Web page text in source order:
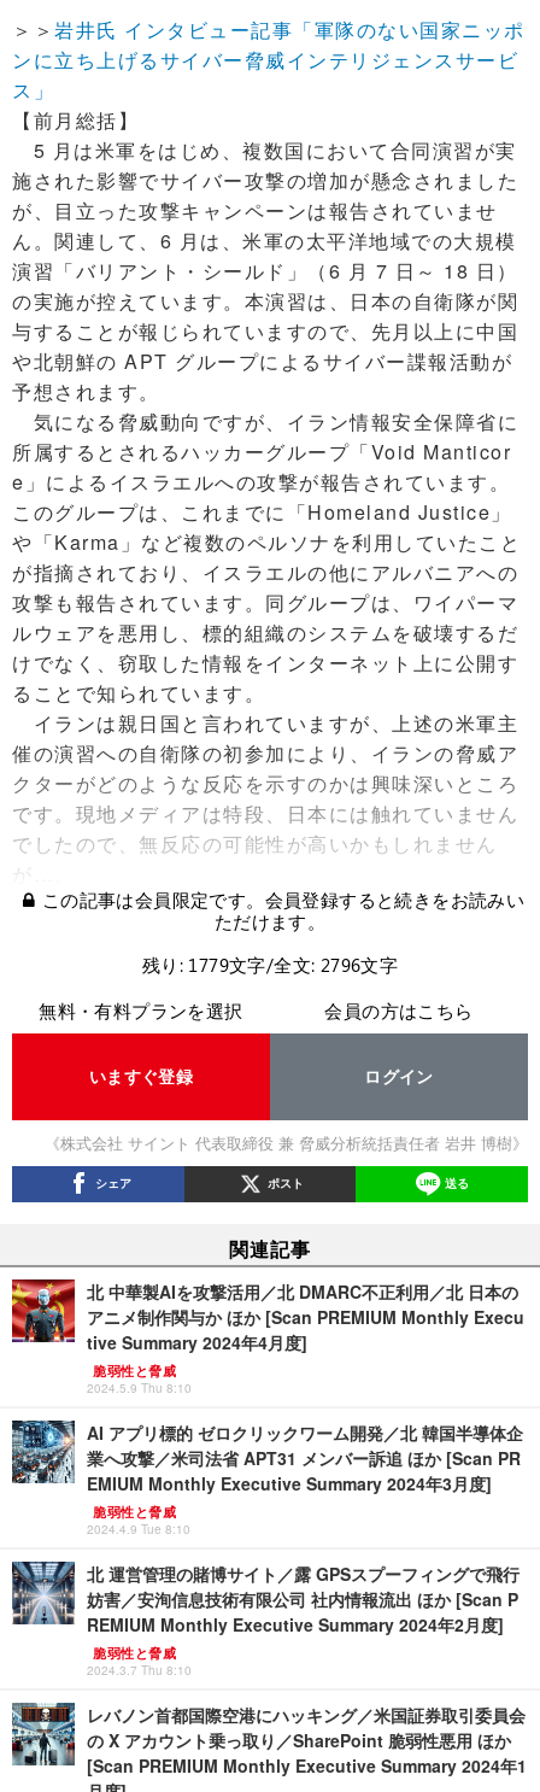
＞＞ 岩井氏 インタビュー記事「軍隊のない国家ニッポ
ンに立ち上げるサイバー脅威インテリジェンスサービ
ス」
【前月総括】
5 月は米軍をはじめ、複数国において合同演習が実
施された影響でサイバー攻撃の増加が懸念されました
が、目立った攻撃キャンペーンは報告されていませ
ん。関連して、6 月は、米軍の太平洋地域での大規模
演習「バリアント・シールド」（6 月 7 日～ 18 日）
の実施が控えています。本演習は、日本の自衛隊が関
与することが報じられていますので、先月以上に中国
や北朝鮮の APT グループによるサイバー諜報活動が
予想されます。
気になる脅威動向ですが、イラン情報安全保障省に
所属するとされるハッカーグループ「Void Manticor
e」によるイスラエルへの攻撃が報告されています。
このグループは、これまでに「Homeland Justice」
や「Karma」など複数のペルソナを利用していたこと
が指摘されており、イスラエルの他にアルバニアへの
攻撃も報告されています。同グループは、ワイパーマ
ルウェアを悪用し、標的組織のシステムを破壊するだ
けでなく、窃取した情報をインターネット上に公開す
ることで知られています。
イランは親日国と言われていますが、上述の米軍主
催の演習への自衛隊の初参加により、イランの脅威ア
クターがどのような反応を示すのかは興味深いところ
です。現地メディアは特段、日本には触れていません
でしたので、無反応の可能性が高いかもしれません
が…。
この記事は会員限定です。会員登録すると続きをお読みい
ただけます。
残り: 1779文字/全文: 2796文字
無料・有料プランを選択
いますぐ登録
会員の方はこちら
ログイン
《株式会社 サイント 代表取締役 兼 脅威分析統括責任者 岩井 博樹》
シェア ポスト 送る
関連記事
北 中華製AIを攻撃活用／北 DMARC不正利用／北 日本の
アニメ制作関与か ほか [Scan PREMIUM Monthly Execu
tive Summary 2024年4月度]
脆弱性と脅威
2024.5.9 Thu 8:10
AI アプリ標的 ゼロクリックワーム開発／北 韓国半導体企
業へ攻撃／米司法省 APT31 メンバー訴追 ほか [Scan PR
EMIUM Monthly Executive Summary 2024年3月度]
脆弱性と脅威
2024.4.9 Tue 8:10
北 運営管理の賭博サイト／露 GPSスプーフィングで飛行
妨害／安洵信息技術有限公司 社内情報流出 ほか [Scan P
REMIUM Monthly Executive Summary 2024年2月度]
脆弱性と脅威
2024.3.7 Thu 8:10
レバノン首都国際空港にハッキング／米国証券取引委員会
の X アカウント乗っ取り／SharePoint 脆弱性悪用 ほか
[Scan PREMIUM Monthly Executive Summary 2024年1